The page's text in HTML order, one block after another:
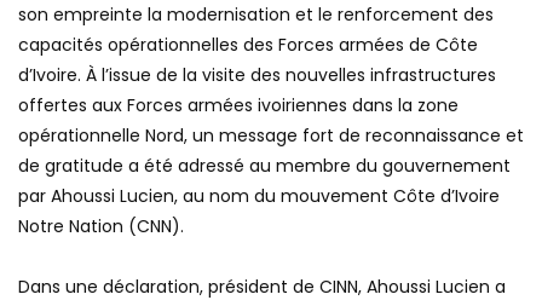
son empreinte la modernisation et le renforcement des
capacités opérationnelles des Forces armées de Côte
d’Ivoire. À l’issue de la visite des nouvelles infrastructures
offertes aux Forces armées ivoiriennes dans la zone
opérationnelle Nord, un message fort de reconnaissance et
de gratitude a été adressé au membre du gouvernement
par Ahoussi Lucien, au nom du mouvement Côte d’Ivoire
Notre Nation (CNN).
‎Dans une déclaration, président de CINN, Ahoussi Lucien a